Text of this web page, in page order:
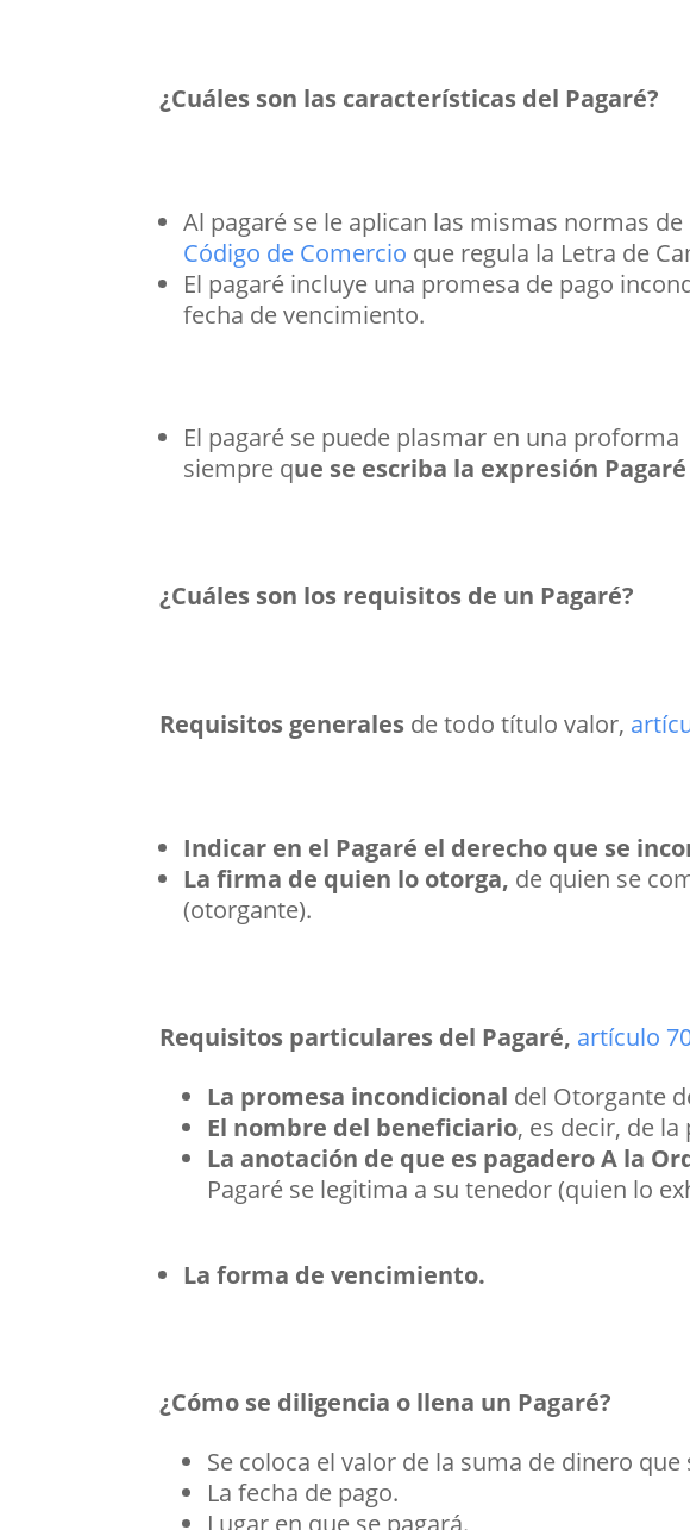
¿Cuáles son las características del Pagaré?
Al pagaré se le aplican las mismas normas
Código de Comercio que regula la Letra de
El pagaré incluye una promesa de pago
fecha de vencimiento.
El pagaré se puede plasmar en una
siempre que se escriba la expresión Pagaré
¿Cuáles son los requisitos de un Pagaré?
Requisitos generales de todo título valor,
Indicar en el Pagaré el derecho que se
La firma de quien lo otorga, de quien se
(otorgante).
Requisitos particulares del Pagaré, artículo
La promesa incondicional del Otorgante
El nombre del beneficiario, es decir, de
La anotación de que es pagadero A la
Pagaré se legitima a su tenedor (quien lo
La forma de vencimiento.
¿Cómo se diligencia o llena un Pagaré?
Se coloca el valor de la suma de dinero que
La fecha de pago.